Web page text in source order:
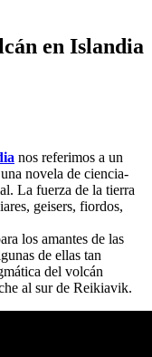
en Islandia
nos referimos a un
novela de ciencia-
La fuerza de la tierra
geisers, fiordos,
los amantes de las
de ellas tan
del volcán
al sur de Reikiavik.